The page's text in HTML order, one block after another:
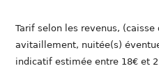
Tarif selon les revenus, (caisse
avitaillement, nuitée(s)
indicatif estimée entre 18€ et